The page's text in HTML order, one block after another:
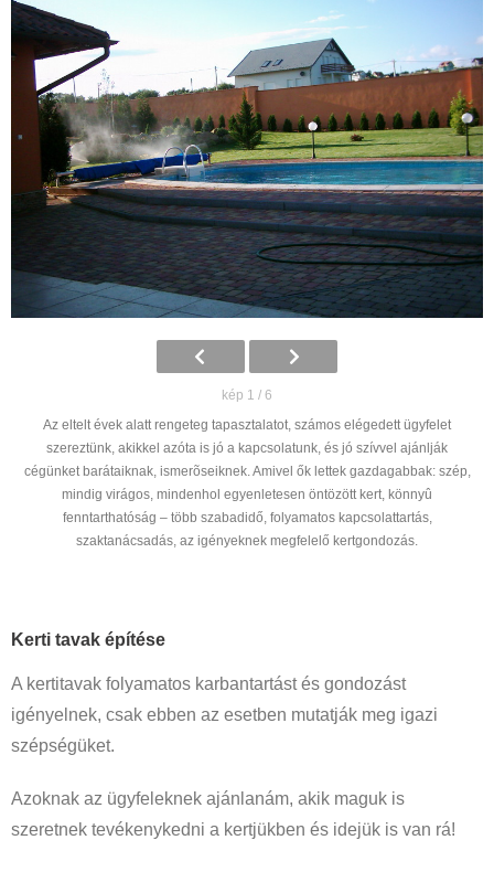
kép 1 / 6
Az eltelt évek alatt rengeteg tapasztalatot, számos elégedett ügyfelet
szereztünk, akikkel azóta is jó a kapcsolatunk, és jó szívvel ajánlják
cégünket barátaiknak, ismerõseiknek. Amivel ők lettek gazdagabbak: szép,
mindig virágos, mindenhol egyenletesen öntözött kert, könnyû
fenntarthatóság – több szabadidő, folyamatos kapcsolattartás,
szaktanácsadás, az igényeknek megfelelő kertgondozás.
Kerti tavak építése
A kertitavak folyamatos karbantartást és gondozást
igényelnek, csak ebben az esetben mutatják meg igazi
szépségüket.
Azoknak az ügyfeleknek ajánlanám, akik maguk is
szeretnek tevékenykedni a kertjükben és idejük is van rá!